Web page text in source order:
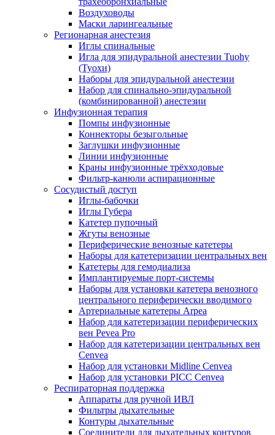
Воздуховоды
Маски ларингеальные
Регионарная анестезия
Иглы спинальные
Игла для эпидуральной анестезии Tuohy
(Туохи)
Наборы для эпидуральной анестезии
Набор для спинально-эпидуральной
(комбинированной) анестезии
Инфузионная терапия
Помпы инфузионные
Коннекторы безыгольные
Заглушки инфузионные
Линии инфузионные
Краны инфузионные трёхходовые
Фильтр-канюли аспирационные
Сосудистый доступ
Иглы-бабочки
Иглы Губера
Катетер пупочный
Жгуты венозные
Периферические венозные катетеры
Наборы для катетеризации центральных вен
Катетеры для гемодиализа
Имплантируемые порт‑системы
Наборы для установки катетера венозного
центрального периферически вводимого
Артериальные катетеры Arpea
Набор для катетеризации периферических
вен Pevea Pro
Набор для катетеризации центральных вен
Cenvea
Набор для установки Midline Cenvea
Набор для установки PICC Cenvea
Респираторная поддержка
Аппараты для ручной ИВЛ
Фильтры дыхательные
Контуры дыхательные
Соединители для дыхательных контуров